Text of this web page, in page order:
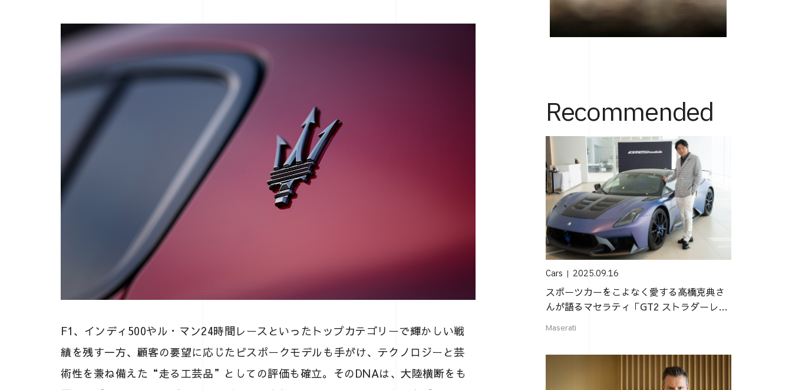
F1、インディ500やル・マン24時間レースといったトップカテゴリーで輝かしい戦
績を残す一方、顧客の要望に応じたビスポークモデルも手がけ、テクノロジーと芸
術性を兼ね備えた“走る工芸品”としての評価も確立。そのDNAは、大陸横断をも
Recommended
Cars 2025.09.16
スポーツカーをこよなく愛する高橋克典さ
んが語るマセラティ「GT2 ストラダーレ」
Maserati